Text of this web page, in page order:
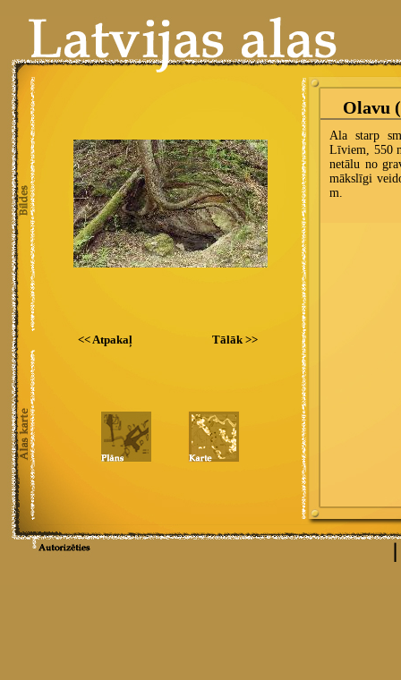
<< Atpakaļ Tālāk >>